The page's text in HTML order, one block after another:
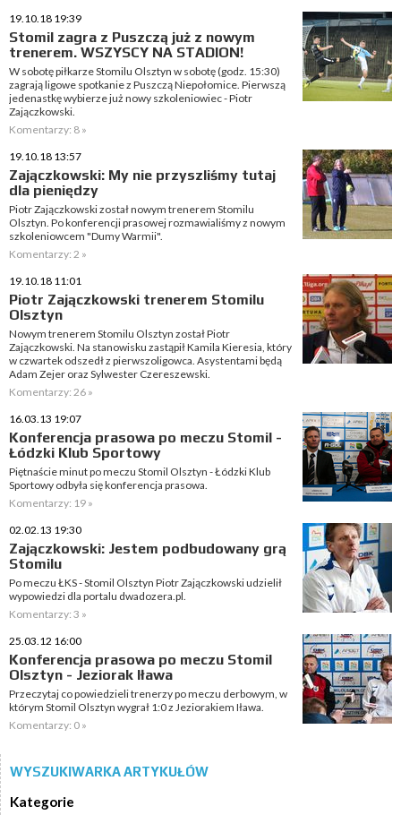
19.10.18 19:39
Stomil zagra z Puszczą już z nowym
trenerem. WSZYSCY NA STADION!
W sobotę piłkarze Stomilu Olsztyn w sobotę (godz. 15:30)
zagrają ligowe spotkanie z Puszczą Niepołomice. Pierwszą
jedenastkę wybierze już nowy szkoleniowiec - Piotr
Zajączkowski.
Komentarzy: 8 »
19.10.18 13:57
Zajączkowski: My nie przyszliśmy tutaj
dla pieniędzy
Piotr Zajączkowski został nowym trenerem Stomilu
Olsztyn. Po konferencji prasowej rozmawialiśmy z nowym
szkoleniowcem "Dumy Warmii".
Komentarzy: 2 »
19.10.18 11:01
Piotr Zajączkowski trenerem Stomilu
Olsztyn
Nowym trenerem Stomilu Olsztyn został Piotr
Zajączkowski. Na stanowisku zastąpił Kamila Kieresia, który
w czwartek odszedł z pierwszoligowca. Asystentami będą
Adam Zejer oraz Sylwester Czereszewski.
Komentarzy: 26 »
16.03.13 19:07
Konferencja prasowa po meczu Stomil -
Łódzki Klub Sportowy
Piętnaście minut po meczu Stomil Olsztyn - Łódzki Klub
Sportowy odbyła się konferencja prasowa.
Komentarzy: 19 »
02.02.13 19:30
Zajączkowski: Jestem podbudowany grą
Stomilu
Po meczu ŁKS - Stomil Olsztyn Piotr Zajączkowski udzielił
wypowiedzi dla portalu dwadozera.pl.
Komentarzy: 3 »
25.03.12 16:00
Konferencja prasowa po meczu Stomil
Olsztyn - Jeziorak Iława
Przeczytaj co powiedzieli trenerzy po meczu derbowym, w
którym Stomil Olsztyn wygrał 1:0 z Jeziorakiem Iława.
Komentarzy: 0 »
WYSZUKIWARKA ARTYKUŁÓW
Kategorie